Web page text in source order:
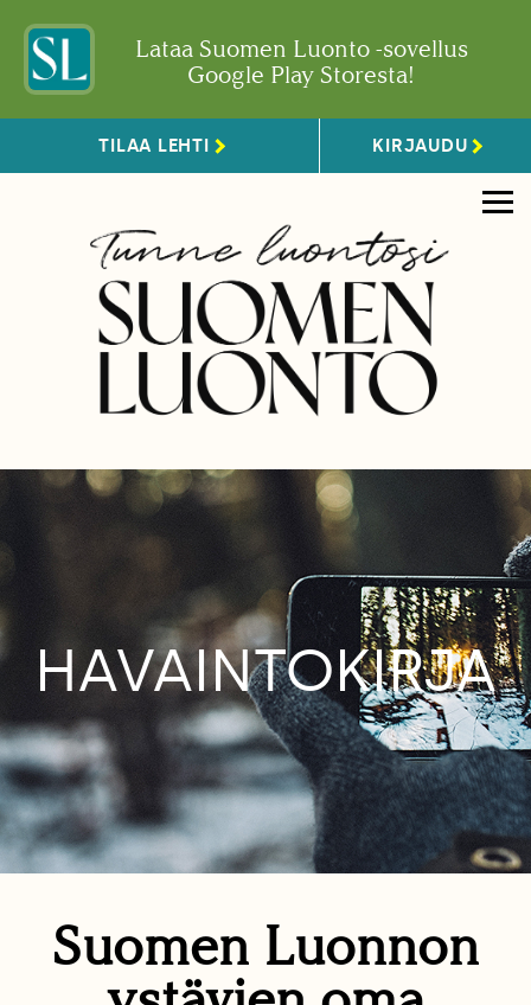
Lataa Suomen Luonto -sovellus
Google Play Storesta!
TILAA LEHTI KIRJAUDU
HAVAINTOKIRJA
Suomen Luonnon